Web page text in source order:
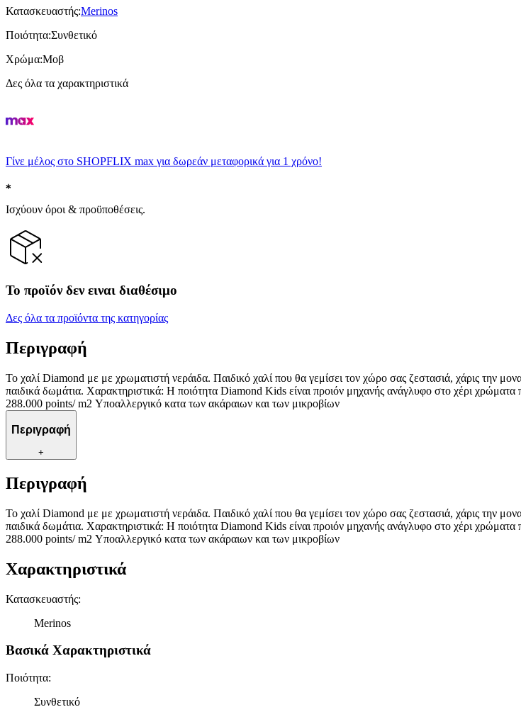
Κατασκευαστής:Merinos
Ποιότητα:Συνθετικό
Χρώμα:Μοβ
Δες όλα τα χαρακτηριστικά
Γίνε μέλος στο SHOPFLIX max για δωρεάν μεταφορικά για 1 χρόνο!
Ισχύουν όροι & προϋποθέσεις.
Το προϊόν δεν ειναι διαθέσιμο
Δες όλα τα προϊόντα της κατηγορίας
Περιγραφή
Το χαλί Diamond με με χρωματιστή νεράιδα. Παιδικό χαλί που θα γεμίσει τον χώρο σας ζεστασιά, χάρις την
παιδικά δωμάτια. Χαρακτηριστικά: H ποιότητα Diamond Kids είναι προιόν μηχανής ανάγλυφο στο χέρι
288.000 points/ m2 Υποαλλεργικό κατα των ακάραιων και των μικροβίων
Περιγραφή
+
Περιγραφή
Το χαλί Diamond με με χρωματιστή νεράιδα. Παιδικό χαλί που θα γεμίσει τον χώρο σας ζεστασιά, χάρις την
παιδικά δωμάτια. Χαρακτηριστικά: H ποιότητα Diamond Kids είναι προιόν μηχανής ανάγλυφο στο χέρι
288.000 points/ m2 Υποαλλεργικό κατα των ακάραιων και των μικροβίων
Χαρακτηριστικά
Κατασκευαστής:
Merinos
Βασικά Χαρακτηριστικά
Ποιότητα:
Συνθετικό